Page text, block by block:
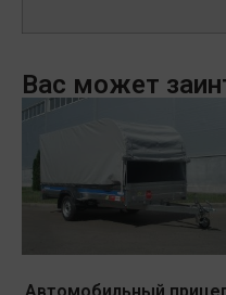
Вас может